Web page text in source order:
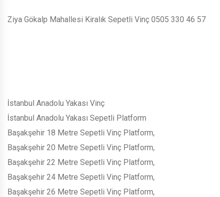
Ziya Gökalp Mahallesi Kiralık Sepetli Vinç 0505 330 46 57
İstanbul Anadolu Yakası Vinç
İstanbul Anadolu Yakası Sepetli Platform
Başakşehir 18 Metre Sepetli Vinç Platform,
Başakşehir 20 Metre Sepetli Vinç Platform,
Başakşehir 22 Metre Sepetli Vinç Platform,
Başakşehir 24 Metre Sepetli Vinç Platform,
Başakşehir 26 Metre Sepetli Vinç Platform,